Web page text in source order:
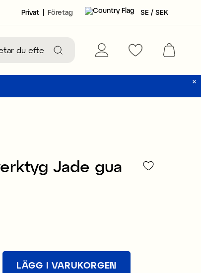
Privat Företag SE / SEK
Jade gua
LÄGG I VARUKORGEN